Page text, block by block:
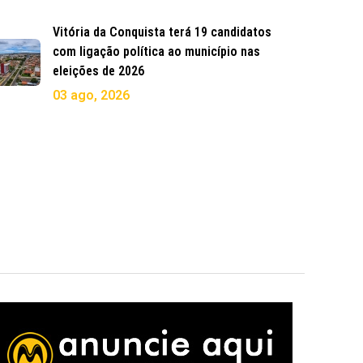
Vitória da Conquista terá 19 candidatos
com ligação política ao município nas
eleições de 2026
03 ago, 2026